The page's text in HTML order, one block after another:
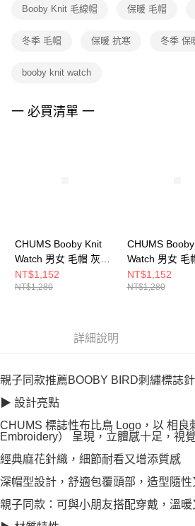
１．透過由恩沛科技股份有限公司提供之「
權轉讓予恩沛科技股份有限公司。
３．未成年的使用者請事先徵得法定代理人或
４．使用「AFTEE先享後付」時，將依據個別
Booby Knit 毛線帽 保暖 毛帽
冬季 毛帽 保暖 抗寒 冬季 保
booby knit watch
一 必買清單 一
CHUMS Booby Knit
Watch 男女 毛帽 灰色
CH051388G005
NT$1,152
NT$1,280
CHUMS
Watch 男女 毛
CH051388R001
NT$1,152
NT$1,280
詳細說明
親子同款推薦BOOBY BIRD刺繡標誌
▶ 設計亮點
CHUMS 標誌性布比鳥 Logo，以 相良
Embroidery） 呈現，立體感十足，視
經典麻花針織，細節耐看又增添質感
深帽型設計，舒適包覆頭部，造型隨性
親子同款：可與小朋友搭配穿戴，溫暖